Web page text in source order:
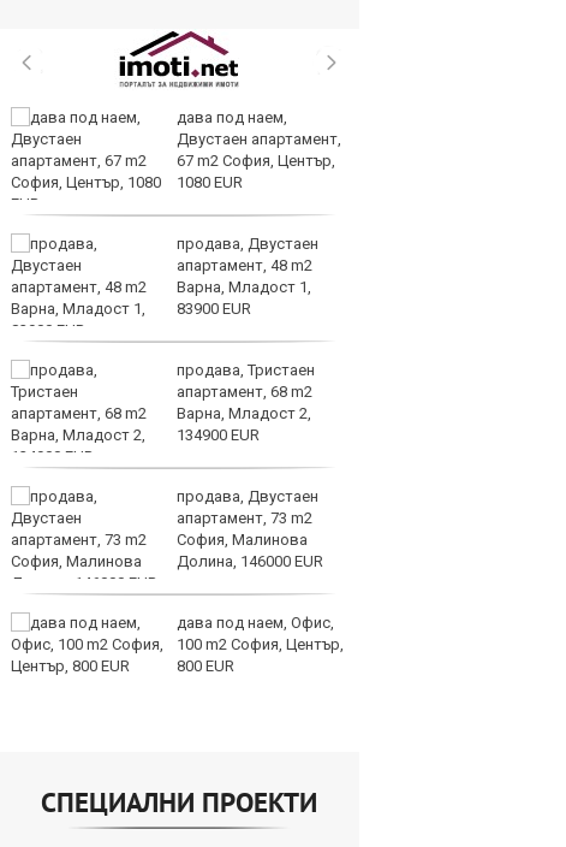
дава под наем,
Двустаен апартамент,
67 m2 София, Център,
1080 EUR
продава, Двустаен
апартамент, 48 m2
Варна, Младост 1,
83900 EUR
продава, Тристаен
апартамент, 68 m2
Варна, Младост 2,
134900 EUR
продава, Двустаен
апартамент, 73 m2
София, Малинова
Долина, 146000 EUR
дава под наем, Офис,
100 m2 София, Център,
800 EUR
СПЕЦИАЛНИ ПРОЕКТИ